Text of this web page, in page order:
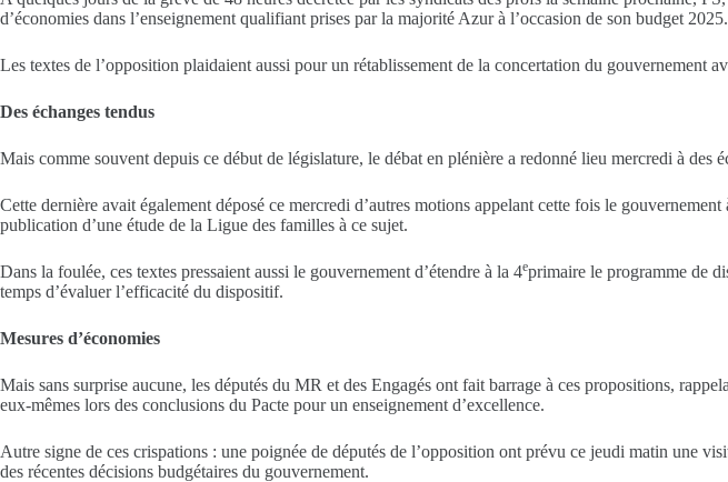
d’économies dans l’enseignement qualifiant prises par la majorité Azur à l’occasion de son budget 2025.
Les textes de l’opposition plaidaient aussi pour un rétablissement de la concertation du gouvernement
Des échanges tendus
Mais comme souvent depuis ce début de législature, le débat en plénière a redonné lieu mercredi à des
Cette dernière avait également déposé ce mercredi d’autres motions appelant cette fois le
publication d’une étude de la Ligue des familles à ce sujet.
Dans la foulée, ces textes pressaient aussi le gouvernement d’étendre à la 4eprimaire le programme de
temps d’évaluer l’efficacité du dispositif.
Mesures d’économies
Mais sans surprise aucune, les députés du MR et des Engagés ont fait barrage à ces propositions,
eux-mêmes lors des conclusions du Pacte pour un enseignement d’excellence.
Autre signe de ces crispations : une poignée de députés de l’opposition ont prévu ce jeudi matin une
des récentes décisions budgétaires du gouvernement.